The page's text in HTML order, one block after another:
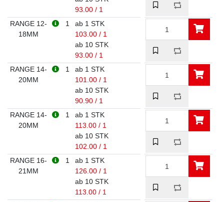
93.00 / 1
RANGE 12-
18MM
1
ab 1 STK
103.00 / 1
ab 10 STK
93.00 / 1
RANGE 14-
20MM
1
ab 1 STK
101.00 / 1
ab 10 STK
90.90 / 1
RANGE 14-
20MM
1
ab 1 STK
113.00 / 1
ab 10 STK
102.00 / 1
RANGE 16-
21MM
1
ab 1 STK
126.00 / 1
ab 10 STK
113.00 / 1